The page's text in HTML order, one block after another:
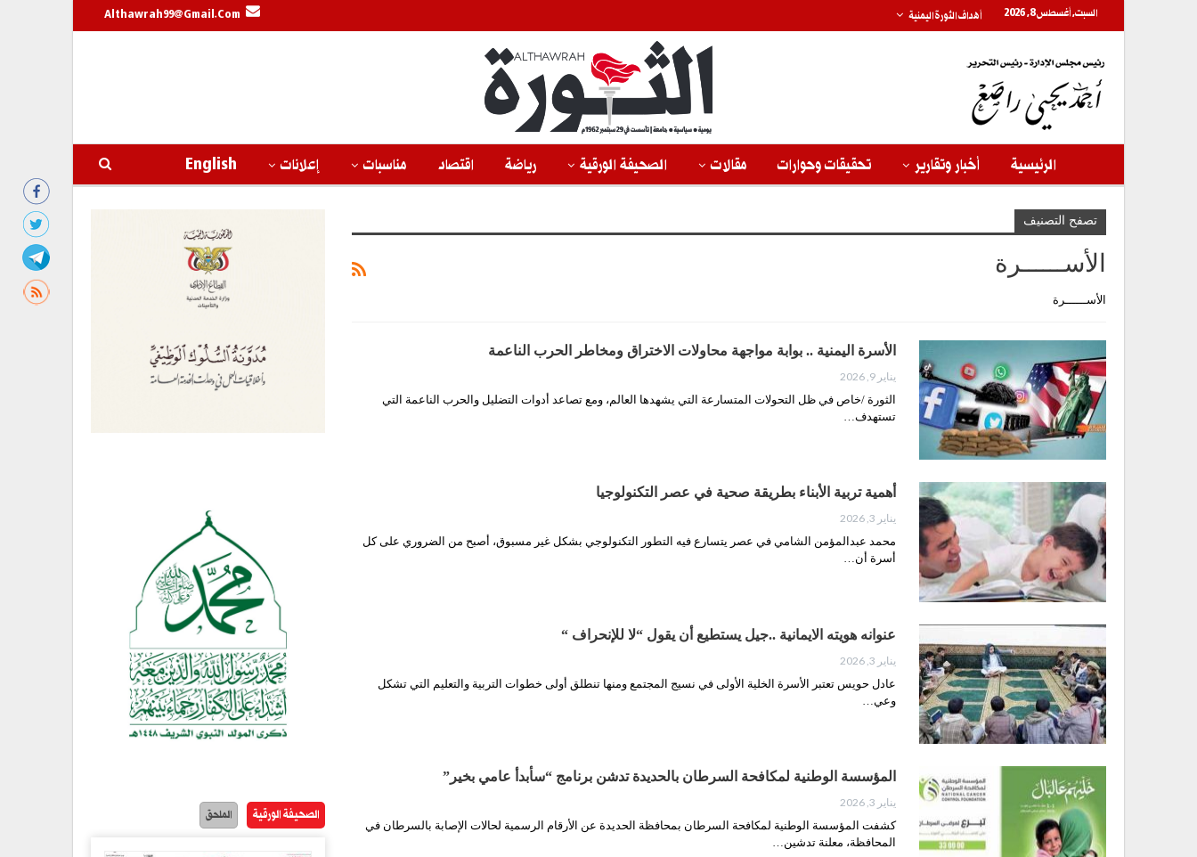
السبت, أغسطس 8, 2026 أهداف الثورة اليمنية Althawrah99@gmail.com
الرئيسية أخبار وتقارير تحقيقات وحوارات مقالات الصحيفة الورقية رياضة اقتصاد مناسبات إعلانات English
تصفح التصنيف
الأســــــرة
الأســــــرة
الأسرة اليمنية .. بوابة مواجهة محاولات الاختراق ومخاطر الحرب الناعمة
يناير 9, 2026
الثورة /خاص في ظل التحولات المتسارعة التي يشهدها العالم، ومع تصاعد أدوات التضليل والحرب الناعمة التي
تستهدف…
أهمية تربية الأبناء بطريقة صحية في عصر التكنولوجيا
يناير 3, 2026
محمد عبدالمؤمن الشامي في عصر يتسارع فيه التطور التكنولوجي بشكل غير مسبوق، أصبح من الضروري على كل
أسرة أن…
عنوانه هويته الايمانية ..جيل يستطيع أن يقول “لا للإنحراف “
يناير 3, 2026
عادل حويس تعتبر الأسرة الخلية الأولى في نسيج المجتمع ومنها تنطلق أولى خطوات التربية والتعليم التي تشكل
وعي…
المؤسسة الوطنية لمكافحة السرطان بالحديدة تدشن برنامج “سأبدأ عامي بخير”
يناير 3, 2026
كشفت المؤسسة الوطنية لمكافحة السرطان بمحافظة الحديدة عن الأرقام الرسمية لحالات الإصابة بالسرطان في
المحافظة، معلنة تدشين…
الصحيفة الورقية الملحق